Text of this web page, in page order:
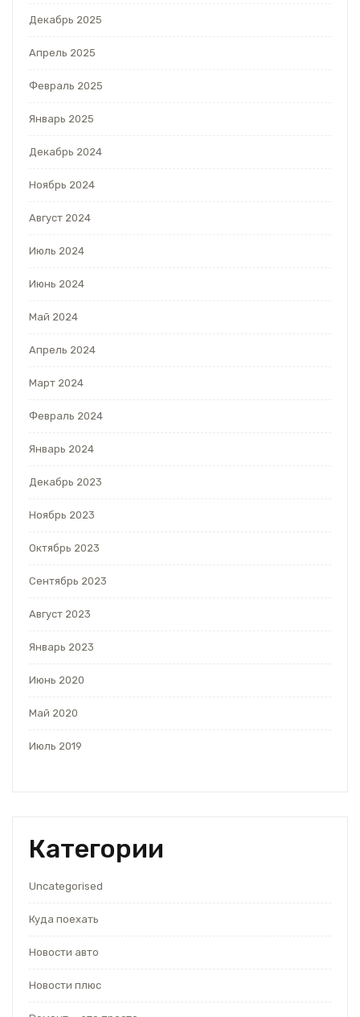
Декабрь 2025
Апрель 2025
Февраль 2025
Январь 2025
Декабрь 2024
Ноябрь 2024
Август 2024
Июль 2024
Июнь 2024
Май 2024
Апрель 2024
Март 2024
Февраль 2024
Январь 2024
Декабрь 2023
Ноябрь 2023
Октябрь 2023
Сентябрь 2023
Август 2023
Январь 2023
Июнь 2020
Май 2020
Июль 2019
Категории
Uncategorised
Куда поехать
Новости авто
Новости плюс